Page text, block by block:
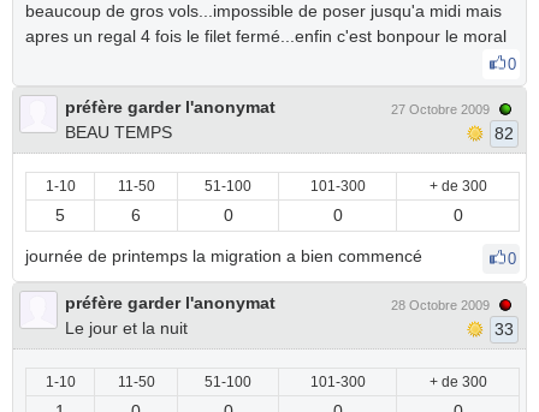
beaucoup de gros vols...impossible de poser jusqu'a midi mais
apres un regal 4 fois le filet fermé...enfin c'est bonpour le moral
0
préfère garder l'anonymat
BEAU TEMPS
27 Octobre 2009
82
1-10 11-50 51-100 101-300 + de 300
5 6 0 0 0
journée de printemps la migration a bien commencé 0
préfère garder l'anonymat
Le jour et la nuit
28 Octobre 2009
33
1-10 11-50 51-100 101-300 + de 300